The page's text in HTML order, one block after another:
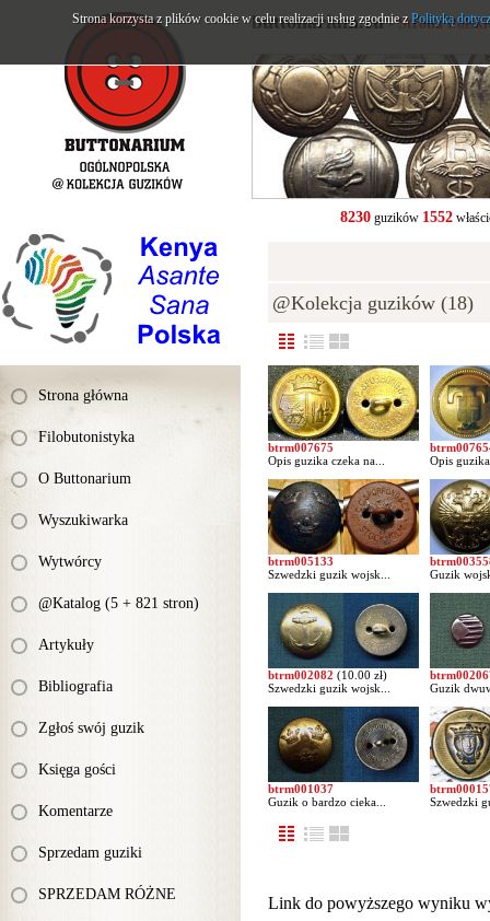
Strona główna
Filobutonistyka
O Buttonarium
Wyszukiwarka
Wytwórcy
@Katalog (5 + 821 stron)
Artykuły
Bibliografia
Zgłoś swój guzik
Księga gości
Komentarze
Sprzedam guziki
SPRZEDAM RÓŻNE
buttonarium.eu- Strona
8230guzików 1552
@Kolekcja guzików (18)
btrm007675
Opis guzika czeka na...
Opis
btrm005133
Szwedzki guzik wojsk...
Guzik
btrm002082 (10.00 zł)
Szwedzki guzik wojsk...
Guzik
btrm001037
Guzik o bardzo cieka...
Szwedzki
Link do powyższego wyniku
Strona korzysta z plików cookie w celu realizacji usług zgodnie zPolityką